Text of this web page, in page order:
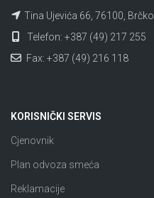
Tina Ujevića 66, 76100, Brčko
Telefon: +387 (49) 217 255
Fax: +387 (49) 216 118
KORISNIČKI SERVIS
Cjenovnik
Plan odvoza smeća
Reklamacije